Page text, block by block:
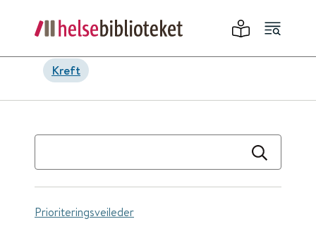
Kreft
Prioriteringsveileder